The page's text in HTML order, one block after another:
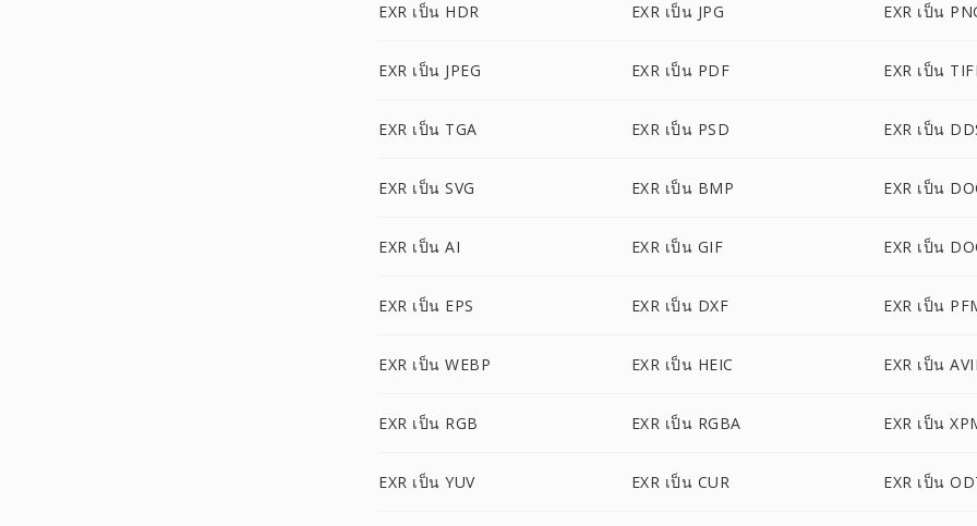
EXR เป็น HDR EXR เป็น JPG EXR เป็น
EXR เป็น JPEG EXR เป็น PDF EXR เป็น
EXR เป็น TGA EXR เป็น PSD EXR เป็น
EXR เป็น SVG EXR เป็น BMP EXR เป็น
EXR เป็น AI EXR เป็น GIF EXR เป็น
EXR เป็น EPS EXR เป็น DXF EXR เป็น
EXR เป็น WEBP EXR เป็น HEIC EXR เป็น
EXR เป็น RGB EXR เป็น RGBA EXR เป็น
EXR เป็น YUV EXR เป็น CUR EXR เป็น